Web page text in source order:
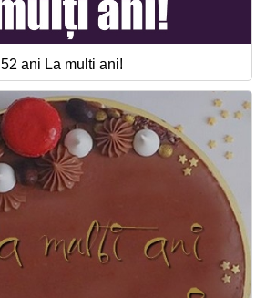
52 ani La multi ani!